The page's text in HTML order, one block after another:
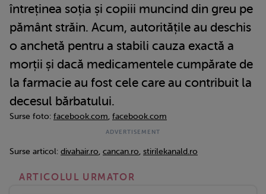
întreținea soția și copiii muncind din greu pe
pământ străin. Acum, autoritățile au deschis
o anchetă pentru a stabili cauza exactă a
morții și dacă medicamentele cumpărate de
la farmacie au fost cele care au contribuit la
decesul bărbatului.
Surse foto: facebook.com, facebook.com
Surse articol: divahair.ro, cancan.ro, stirilekanald.ro
ARTICOLUL URMATOR